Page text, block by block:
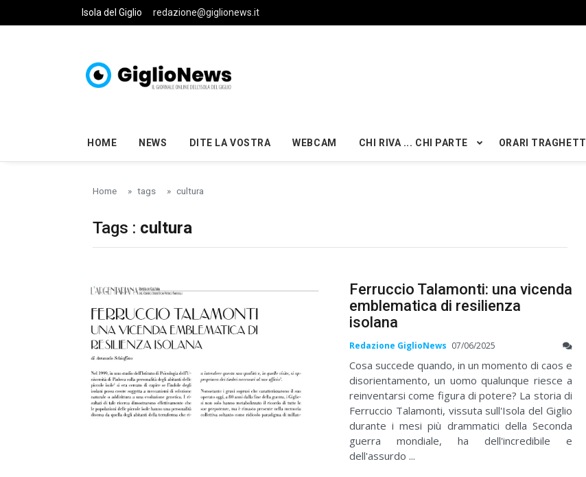
Skip to main content
Isola del Giglio redazione@giglionews.it
HOME NEWS DITE LA VOSTRA WEBCAM CHI RIVA ... CHI PARTE ORARI TRAGHETTI
Home tags cultura
Tags : cultura
Ferruccio Talamonti: una vicenda
emblematica di resilienza
isolana
Redazione GiglioNews 07/06/2025
Cosa succede quando, in un momento di caos e
disorientamento, un uomo qualunque riesce a
reinventarsi come figura di potere? La storia di
Ferruccio Talamonti, vissuta sull'Isola del Giglio
durante i mesi più drammatici della Seconda
guerra mondiale, ha dell'incredibile e
dell'assurdo ...